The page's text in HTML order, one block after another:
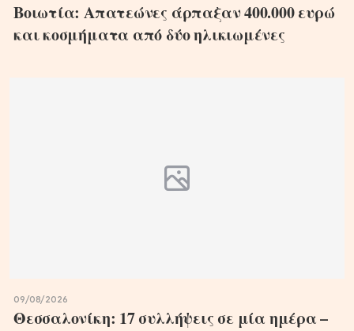
Βοιωτία: Απατεώνες άρπαξαν 400.000 ευρώ
και κοσμήματα από δύο ηλικιωμένες
09/08/2026
Θεσσαλονίκη: 17 συλλήψεις σε μία ημέρα –